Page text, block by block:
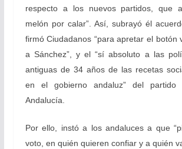
respecto a los nuevos partidos, que
melón por calar”. Así, subrayó él
firmó Ciudadanos “para apretar el botón
a Sánchez”, y el “sí absoluto a las
antiguas de 34 años de las recetas
en el gobierno andaluz” del
Andalucía.
Por ello, instó a los andaluces a que
voto, en quién quieren confiar y a quién